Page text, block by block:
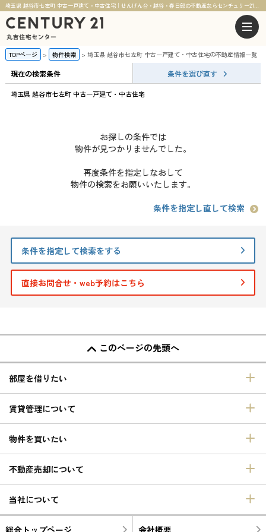
埼玉県 越谷市七左町 中古一戸建て・中古住宅｜せんげん台・越谷・春日部の不動産ならセンチュリー21丸吉住宅センター
TOPページ 物件検索 埼玉県 越谷市七左町 中古一戸建て・中古住宅の不動産情報一覧
現在の検索条件 条件を選び直す
埼玉県 越谷市七左町 中古一戸建て・中古住宅
お探しの条件では
物件が見つかりませんでした。
再度条件を指定しなおして
物件の検索をお願いいたします。
条件を指定し直して検索
条件を指定して検索をする
直接お問合せ・web予約はこちら
このページの先頭へ
部屋を借りたい
賃貸管理について
物件を買いたい
不動産売却について
当社について
総合トップページ 会社概要